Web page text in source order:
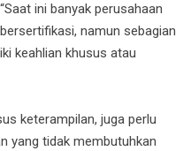
ini banyak perusahaan
namun sebagian
keahlian khusus atau
keterampilan, juga perlu
yang tidak membutuhkan